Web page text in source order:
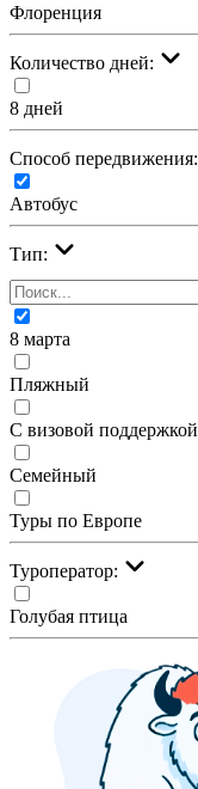
Флоренция
Количество дней:
8 дней
Cпособ передвижения:
Автобус
Тип:
8 марта
Пляжный
С визовой поддержкой
Семейный
Туры по Европе
Туроператор:
Голубая птица